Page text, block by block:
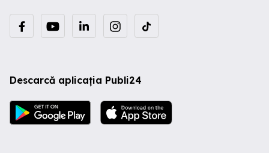
Descarcă aplicația Publi24